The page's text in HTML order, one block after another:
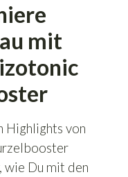
mit
Highlights von
wie Du mit den